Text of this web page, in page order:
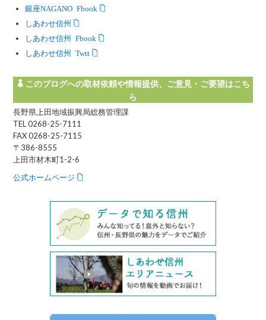
銀座NAGANO Facebook
しあわせ信州
しあわせ信州 Facebook
しあわせ信州 Twitter
このブログへの取材依頼や情報提供、ご意見・ご要望はこち
ら
長野県上田地域振興局総務管理課
TEL 0268-25-7111
FAX 0268-25-7115
〒386-8555
上田市材木町1-2-6
公式ホームページ